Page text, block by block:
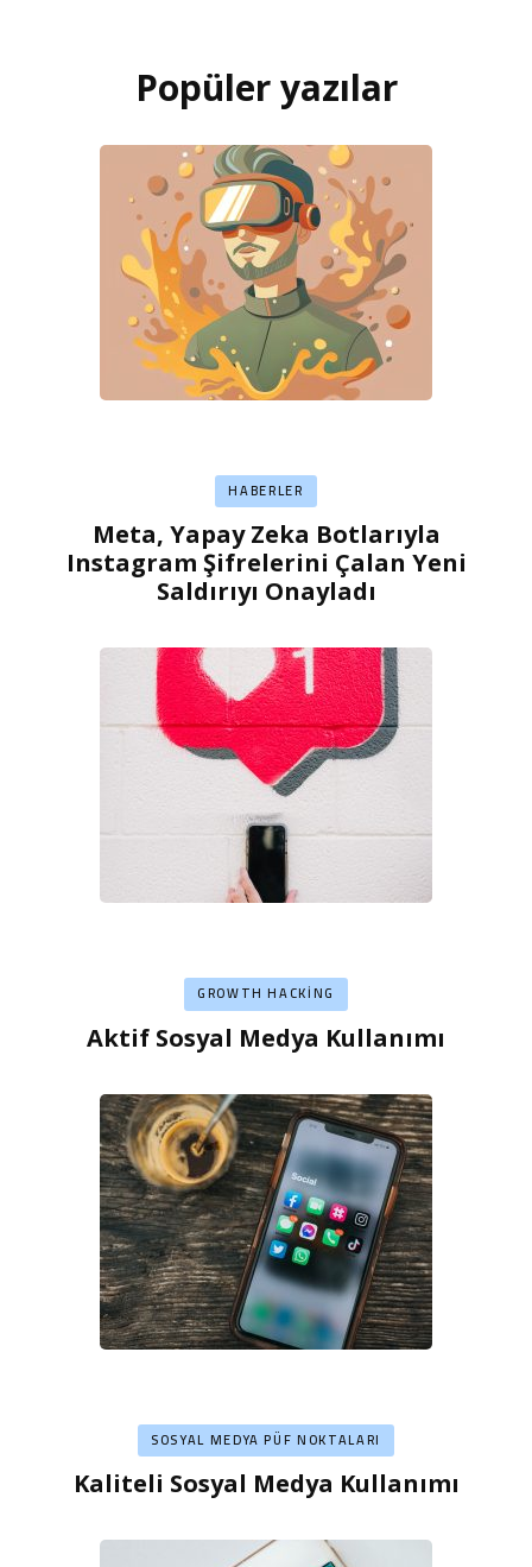
Popüler yazılar
HABERLER
Meta, Yapay Zeka Botlarıyla
Instagram Şifrelerini Çalan Yeni
Saldırıyı Onayladı
GROWTH HACKING
Aktif Sosyal Medya Kullanımı
SOSYAL MEDYA PÜF NOKTALARI
Kaliteli Sosyal Medya Kullanımı